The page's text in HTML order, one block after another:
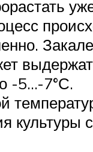
-5…-7°С.
культуры